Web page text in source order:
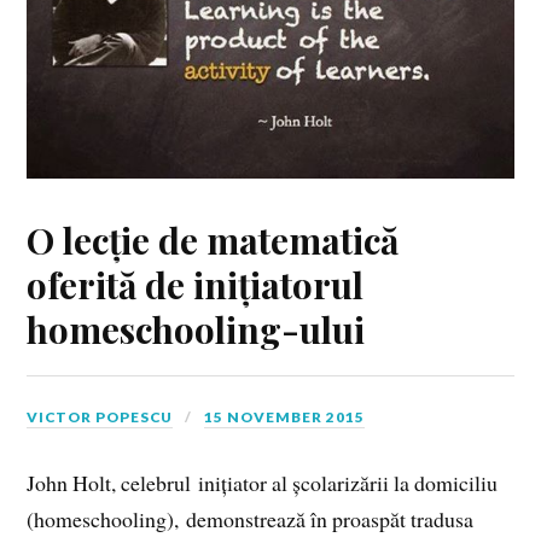
O lecție de matematică
oferită de inițiatorul
homeschooling-ului
VICTOR POPESCU 15 NOVEMBER 2015
John Holt, celebrul inițiator al școlarizării la domiciliu
(homeschooling), demonstrează în proaspăt tradusa